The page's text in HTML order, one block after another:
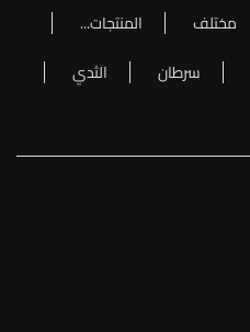
مختلف
المنتجات...
سرطان
الثدي